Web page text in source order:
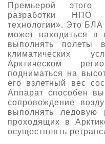
Премьерой этого
разработки НПО
технологии». Это БЛА
может находиться в
выполнять
климатических
Арктическом
подниматься на
его взлетный вес
Аппарат способен
сопровождение
выполнять ледовую
проходящих в
осуществлять